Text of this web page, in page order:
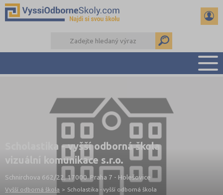
PŘÍPRAVA NA PŘIJÍMAČKY
KALENDÁŘ AKCÍ
SEMINÁRKY
DALŠÍ DRUHY ŠKOL
Scholastika - vyšší odborná škola
vizuální komunikace s.r.o.
Schnirchova 662/22, 17000 Praha 7 - Holešovice
Vyšší odborná škola > Scholastika - vyšší odborná škola